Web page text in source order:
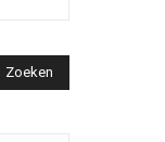
Zoeken